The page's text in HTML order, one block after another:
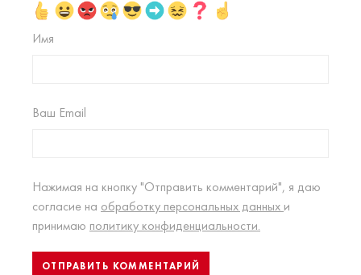
Имя
Ваш Email
Нажимая на кнопку "Отправить комментарий", я даю
согласие на обработку персональных данных и
принимаю политику конфиденциальности.